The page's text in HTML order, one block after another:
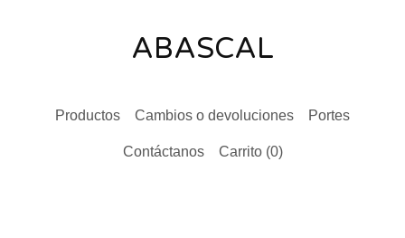
ABASCAL
Productos Cambios o devoluciones Portes
Contáctanos Carrito (0)